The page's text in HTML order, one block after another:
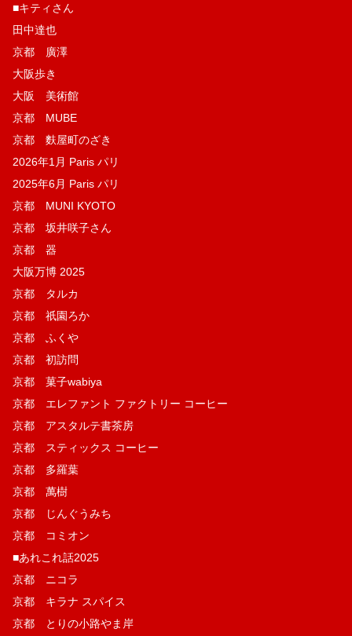
■キティさん
田中達也
京都 廣澤
大阪歩き
大阪 美術館
京都 MUBE
京都 麩屋町のざき
2026年1月 Paris パリ
2025年6月 Paris パリ
京都 MUNI KYOTO
京都 坂井咲子さん
京都 器
大阪万博 2025
京都 タルカ
京都 祇園ろか
京都 ふくや
京都 初訪問
京都 菓子wabiya
京都 エレファント ファクトリー コーヒー
京都 アスタルテ書茶房
京都 スティックス コーヒー
京都 多羅葉
京都 萬樹
京都 じんぐうみち
京都 コミオン
■あれこれ話2025
京都 ニコラ
京都 キラナ スパイス
京都 とりの小路やま岸